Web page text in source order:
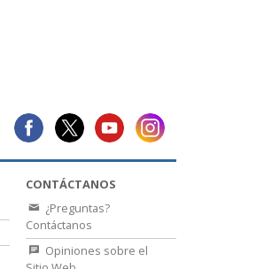
CONTÁCTANOS
¿Preguntas?
Contáctanos
Opiniones sobre el